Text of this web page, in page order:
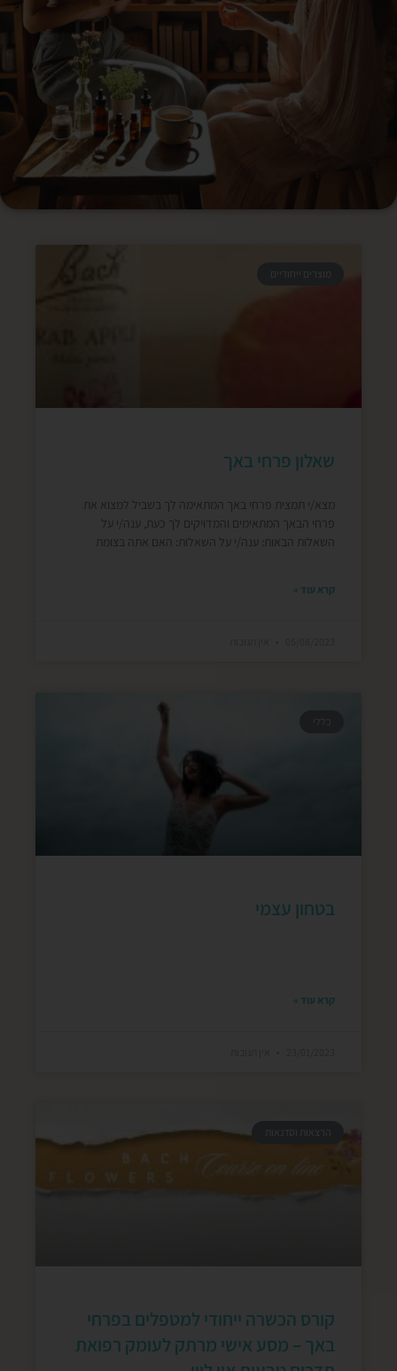
מוצרים ייחודיים
שאלון פרחי באך
מצא/י תמצית פרחי באך המתאימה לך בשביל למצוא את
פרחי הבאך המתאימים והמדויקים לך כעת, ענה/י על
השאלות הבאות: ענה/י על השאלות: האם אתה בצומת
קרא עוד »
כללי
בטחון עצמי
קרא עוד »
הרצאות וסדנאות
קורס הכשרה ייחודי למטפלים בפרחי
באך – מסע אישי מרתק לעומק רפואת